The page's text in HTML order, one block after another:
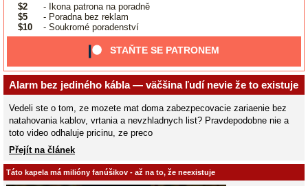
$2
- Ikona patrona na poradně
$5
- Poradna bez reklam
$10
- Soukromé poradenství
STAŇTE SE PATRONEM
Alarm bez jediného kábla — väčšina ľudí nevie že to existuje
Vedeli ste o tom, ze mozete mat doma zabezpecovacie zariaenie bez
natahovania kablov, vrtania a nevzhladnych list? Pravdepodobne nie a
toto video odhaluje pricinu, ze preco
Přejít na článek
Táto kapela má milióny fanúšikov - až na to, že neexistuje